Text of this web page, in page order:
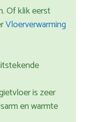
Of klik eerst
Vloerverwarming
is zeer
en warmte